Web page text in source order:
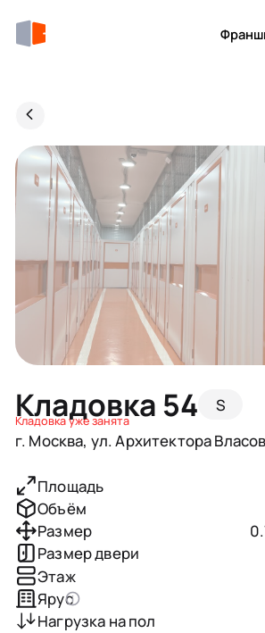
Кладовка 54 S
Кладовка уже занята
г. Москва, ул. Архитектора
Площадь
Объём
Размер
Размер двери
Этаж
Ярус
Нагрузка на пол